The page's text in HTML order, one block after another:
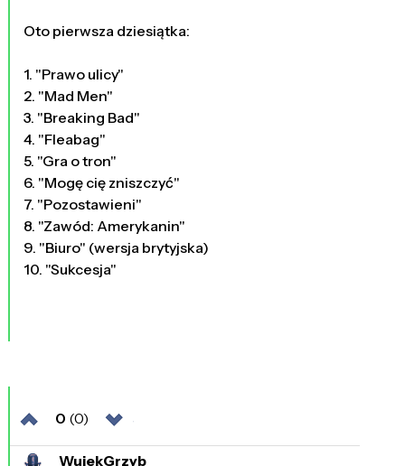
Oto pierwsza dziesiątka:
1. "Prawo ulicy"
2. "Mad Men"
3. "Breaking Bad"
4. "Fleabag"
5. "Gra o tron"
6. "Mogę cię zniszczyć"
7. "Pozostawieni"
8. "Zawód: Amerykanin"
9. "Biuro" (wersja brytyjska)
10. "Sukcesja"
0 (0)
WujekGrzyb